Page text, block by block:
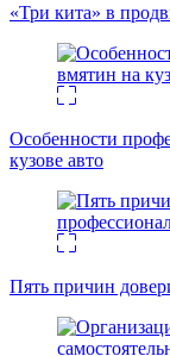
«Три кита» в
Особенности
кузове авто
Пять причин